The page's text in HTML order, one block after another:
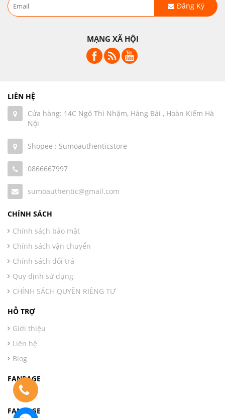
Đăng Ký
MẠNG XÃ HỘI
LIÊN HỆ
Cửa hàng: 14C Ngô Thì Nhậm, Hàng Bài , Hoàn Kiếm Hà
Nội
Shopee : Sumoauthenticstore
0866667997
sumoauthentic@gmail.com
CHÍNH SÁCH
Chính sách bảo mật
Chính sách vận chuyển
Chính sách đổi trả
Quy định sử dụng
CHÍNH SÁCH QUYỀN RIÊNG TƯ
HỖ TRỢ
Giới thiệu
Liên hệ
Blog
FANPAGE
FANPAGE